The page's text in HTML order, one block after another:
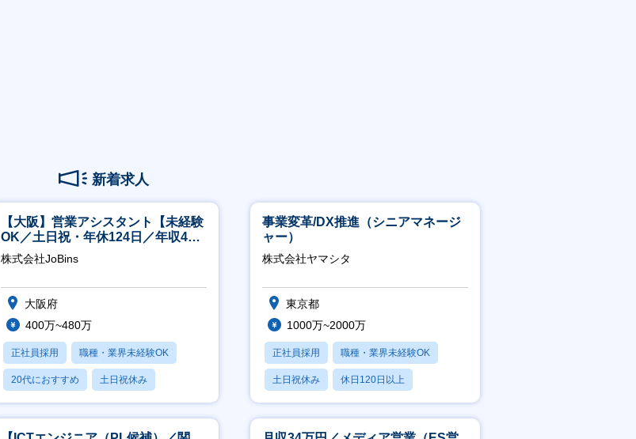
新着求人
【大阪】営業アシスタント【未経験
OK／土日祝・年休124日／年収400
万～／転勤なし】
株式会社JoBins
大阪府
400万~480万
正社員採用 職種・業界未経験OK
20代におすすめ 土日祝休み
休日120日以上
事業変革/DX推進（シニアマネージ
ャー）
株式会社ヤマシタ
東京都
1000万~2000万
正社員採用 職種・業界未経験OK
土日祝休み 休日120日以上
産休・育休あり